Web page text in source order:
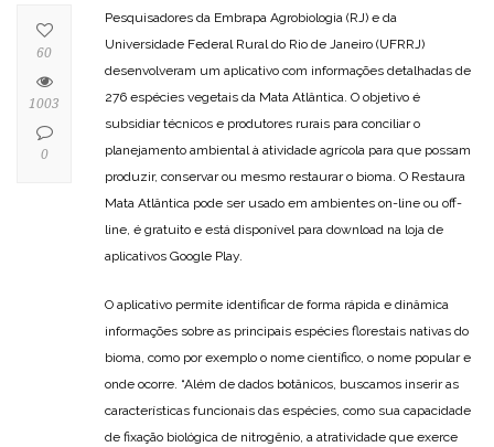
Pesquisadores da Embrapa Agrobiologia (RJ) e da
Universidade Federal Rural do Rio de Janeiro (UFRRJ)
desenvolveram um aplicativo com informações detalhadas de
276 espécies vegetais da Mata Atlântica. O objetivo é
subsidiar técnicos e produtores rurais para conciliar o
planejamento ambiental à atividade agrícola para que possam
produzir, conservar ou mesmo restaurar o bioma. O Restaura
Mata Atlântica pode ser usado em ambientes on-line ou off-
line, é gratuito e está disponível para download na loja de
aplicativos Google Play.
O aplicativo permite identificar de forma rápida e dinâmica
informações sobre as principais espécies florestais nativas do
bioma, como por exemplo o nome científico, o nome popular e
onde ocorre. “Além de dados botânicos, buscamos inserir as
características funcionais das espécies, como sua capacidade
de fixação biológica de nitrogênio, a atratividade que exerce
60
1003
0